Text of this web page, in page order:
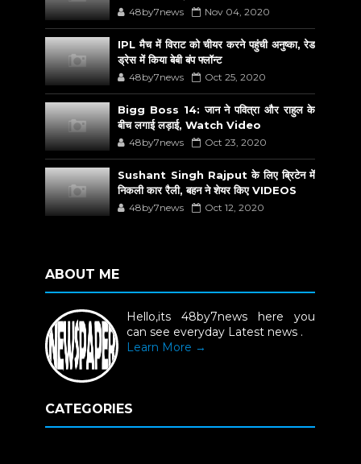
48by7news Nov 04, 2020
IPL मैच में विराट को चीयर करने पहुंची अनुष्का, रेड
ड्रेस में किया बेबी बंप फ्लॉन्ट
48by7news Oct 25, 2020
Bigg Boss 14: जान ने पवित्रा और राहुल के
बीच लगाई लड़ाई, Watch Video
48by7news Oct 23, 2020
Sushant Singh Rajput के लिए ब्रिटेन में
निकली कार रैली, बहन ने शेयर किए VIDEOS
48by7news Oct 12, 2020
ABOUT ME
Hello,its 48by7news here you
can see everyday Latest news .
Learn More →
CATEGORIES